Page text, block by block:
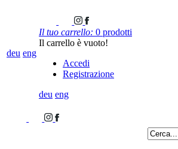
deu eng
Il tuo carrello: 0 prodotti
Il carrello è vuoto!
Accedi
Registrazione
deu eng